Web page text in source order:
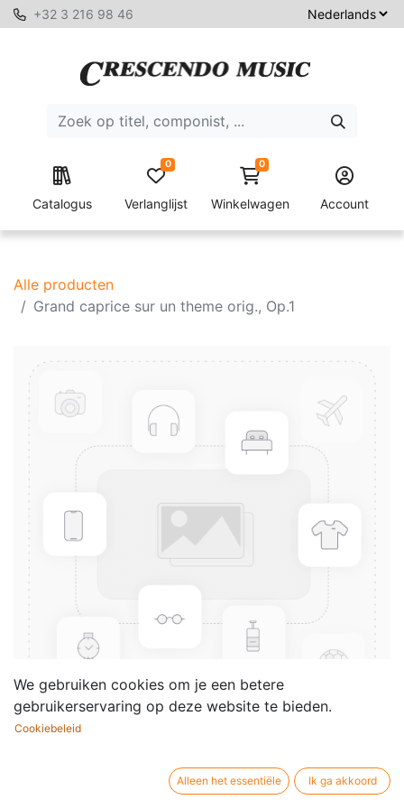
+32 3 216 98 46
Catalogus Verlanglijst
0 0
Winkelwagen Account
Alle producten
Grand caprice sur un theme orig., Op.1
Grand caprice sur un theme
We gebruiken cookies om je een betere
gebruikerservaring op deze website te bieden.
Cookiebeleid
Alleen het essentiële Ik ga akkoord